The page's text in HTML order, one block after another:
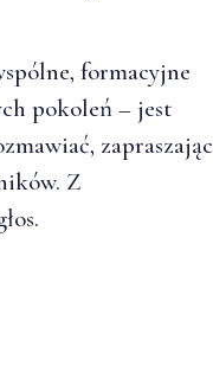
formacyjne
pokoleń – jest
zapraszając
Z